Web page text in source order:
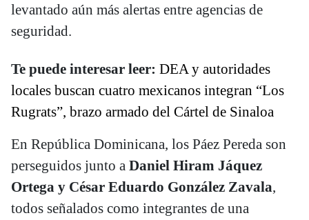
levantado aún más alertas entre agencias de
seguridad.
Te puede interesar leer: DEA y autoridades
locales buscan cuatro mexicanos integran “Los
Rugrats”, brazo armado del Cártel de Sinaloa
En República Dominicana, los Páez Pereda son
perseguidos junto a Daniel Hiram Jáquez
Ortega y César Eduardo González Zavala,
todos señalados como integrantes de una